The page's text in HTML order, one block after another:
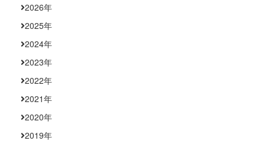
2026年
2025年
2024年
2023年
2022年
2021年
2020年
2019年